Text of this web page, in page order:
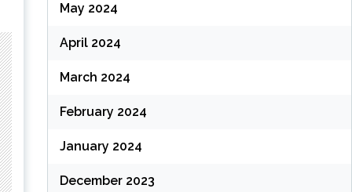
May 2024
April 2024
March 2024
February 2024
January 2024
December 2023